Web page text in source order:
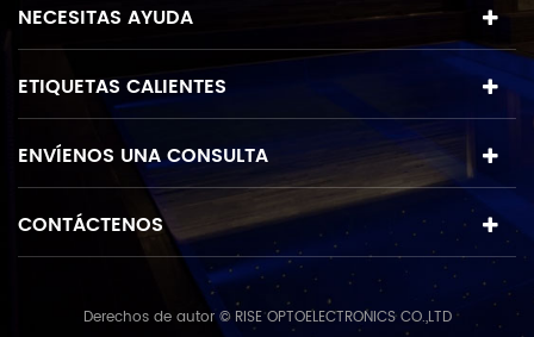
LED sobre el terreno, luces
de LED pared arandela
destacado", que combina u...
NECESITAS AYUDA
ETIQUETAS CALIENTES
ENVÍENOS UNA CONSULTA
CONTÁCTENOS
Derechos de autor © RISE OPTOELECTRONICS CO.,LTD